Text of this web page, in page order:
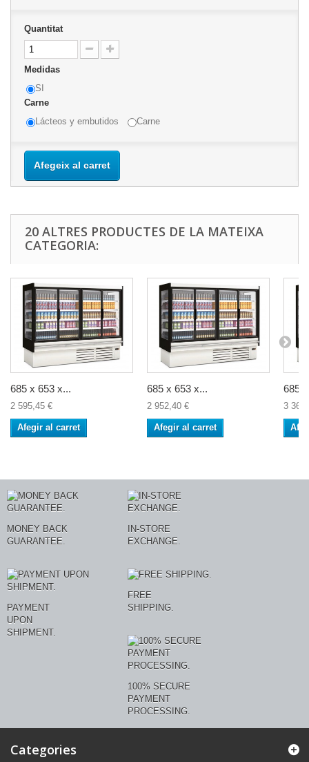
Quantitat
Medidas
SI
Carne
Lácteos y embutidos
Carne
Afegeix al carret
20 ALTRES PRODUCTES DE LA MATEIXA
CATEGORIA:
685 x 653 x...
2 595,45 €
Afegir al carret
685 x 653 x...
2 952,40 €
Afegir al carret
685
3
MONEY BACK
GUARANTEE.
IN-STORE
EXCHANGE.
PAYMENT
UPON
SHIPMENT.
FREE
SHIPPING.
100% SECURE
PAYMENT
PROCESSING.
Categories